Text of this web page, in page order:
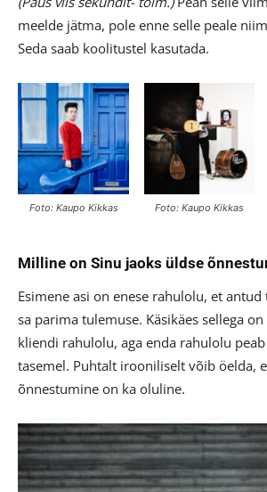
meelde jätma, pole enne selle peale
Seda saab koolitustel kasutada.
Foto: Kaupo Kikkas Foto: Kaupo Kikkas
Milline on Sinu jaoks üldse
Esimene asi on enese rahulolu, et
sa parima tulemuse. Käsikäes sellega
kliendi rahulolu, aga enda rahulolu
tasemel. Puhtalt irooniliselt võib öelda,
õnnestumine on ka oluline.